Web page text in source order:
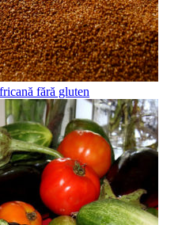
fără gluten